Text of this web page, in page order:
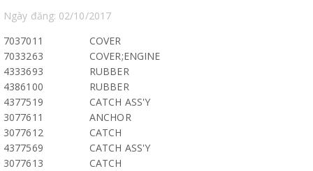
Ngày đăng: 02/10/2017
7037011
COVER
7033263
COVER;ENGINE
4333693
RUBBER
4386100
RUBBER
4377519
CATCH ASS'Y
3077611
ANCHOR
3077612
CATCH
4377569
CATCH ASS'Y
3077613
CATCH